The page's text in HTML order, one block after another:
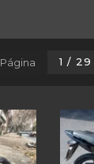
Página